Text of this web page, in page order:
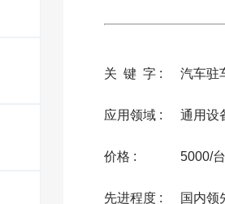
关 键 字 : 汽车驻
应用领域 : 通用设
价格 : 5000/台
先进程度 : 国内领